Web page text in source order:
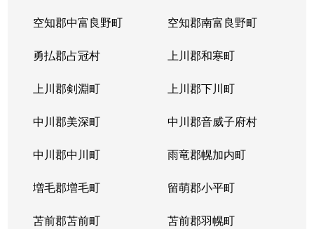
空知郡中富良野町 空知郡南富良野町
勇払郡占冠村 上川郡和寒町
上川郡剣淵町 上川郡下川町
中川郡美深町 中川郡音威子府村
中川郡中川町 雨竜郡幌加内町
増毛郡増毛町 留萌郡小平町
苫前郡苫前町 苫前郡羽幌町